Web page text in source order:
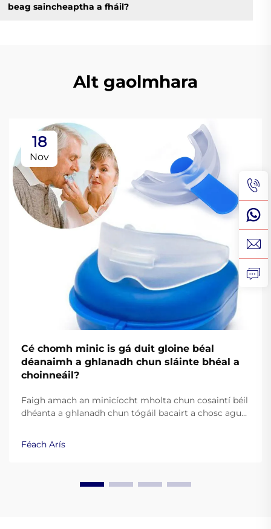
beag saincheaptha a fháil?
Alt gaolmhara
18
Nov
Cé chomh minic is gá duit gloine béal
déanaimh a ghlanadh chun sláinte bhéal a
choinneáil?
Faigh amach an minicíocht mholta chun cosaintí béil
dhéanta a ghlanadh chun tógáil bacairt a chosc agus
ó shaineolaithe fiacla.
Féach Arís